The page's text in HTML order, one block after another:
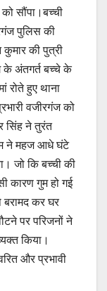
सौंपा।बच्ची
पुलिस की
की पुत्री
के अंतगर्त बच्चे के
रोते हुए थाना
वजीरगंज को
सिंह ने तुरंत
ने महज आधे घंटे
जो कि बच्ची की
कारण गुम हो गई
कर घर
पर परिजनों ने
किया।
और प्रभावी